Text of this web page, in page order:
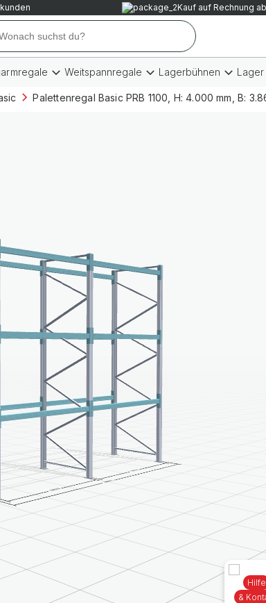
Kauf auf Rechnung
Weitspannregale Lagerbühnen Lager
Palettenregal Basic PRB 1100, H: 4.000 mm, B:
Hilfe
&